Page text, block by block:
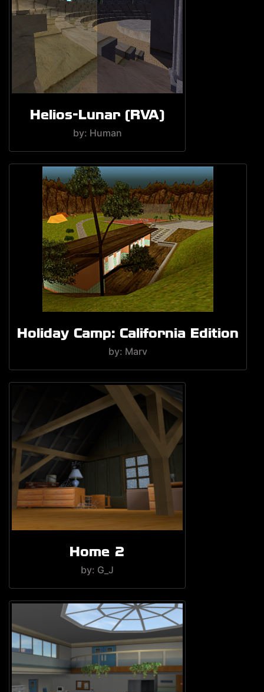
Helios-Lunar (RVA)
by: Human
Holiday Camp: California Edition
by: Marv
Home 2
by: G_J